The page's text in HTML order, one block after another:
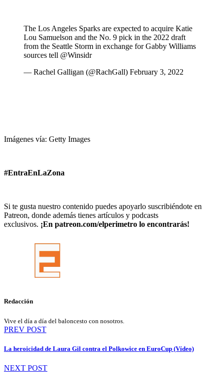
The Los Angeles Sparks are expected to acquire Katie
Lou Samuelson and the No. 9 pick in the 2022 draft
from the Seattle Storm in exchange for Gabby Williams
sources tell @Winsidr
— Rachel Galligan (@RachGall) February 3, 2022
Imágenes vía: Getty Images
#EntraEnLaZona
Si te gusta nuestro contenido puedes apoyarlo suscribiéndote en
Patreon, donde además tienes artículos y podcasts
exclusivos. ¡En patreon.com/elperimetro lo encontrarás!
Redacción
Vive el día a día del baloncesto con nosotros.
Navegación
de
PREV POST
La heroicidad de Laura Gil contra el Polkowice en EuroCup (Vídeo)
NEXT POST